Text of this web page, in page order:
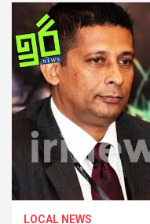
LOCAL NEWS